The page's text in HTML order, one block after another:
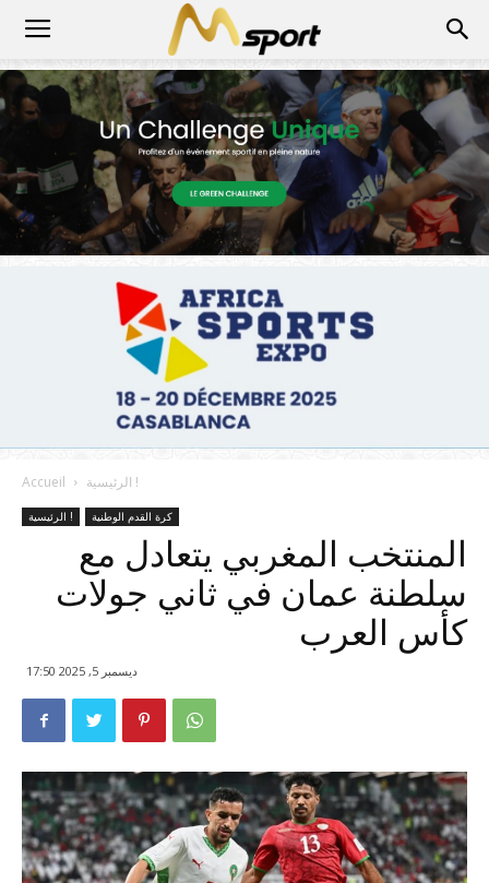
Accueil الرئيسية !
الرئيسية ! كرة القدم الوطنية
المنتخب المغربي يتعادل مع
سلطنة عمان في ثاني جولات
كأس العرب
ديسمبر 5, 2025 17:50